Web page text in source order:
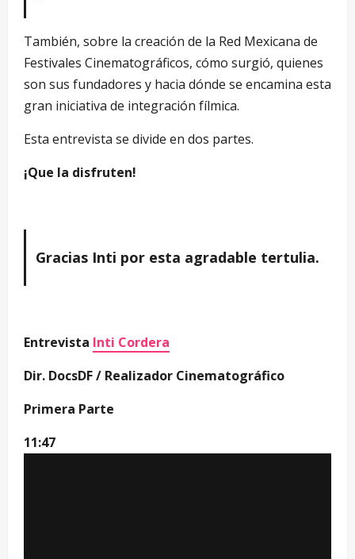
También, sobre la creación de la Red Mexicana de
Festivales Cinematográficos, cómo surgió, quienes
son sus fundadores y hacia dónde se encamina esta
gran iniciativa de integración fílmica.
Esta entrevista se divide en dos partes.
¡Que la disfruten!
Gracias Inti por esta agradable tertulia.
Entrevista Inti Cordera
Dir. DocsDF / Realizador Cinematográfico
Primera Parte
11:47